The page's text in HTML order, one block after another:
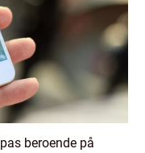
beroende på